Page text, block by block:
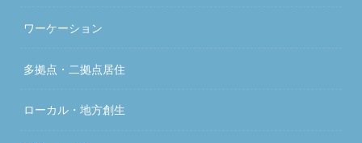
ワーケーション
多拠点・二拠点居住
ローカル・地方創生